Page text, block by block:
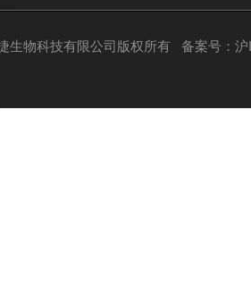
生物科技有限公司版权所有 备案号：